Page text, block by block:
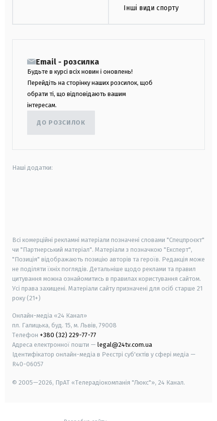
Інші види спорту
Email - розсилка
Будьте в курсі всіх новин і оновлень!
Перейдіть на сторінку наших розсилок, щоб
обрати ті, що відповідають вашим
інтересам.
ДО РОЗСИЛОК
Наші додатки:
Всі комерційні рекламні матеріали позначені словами "Спецпроєкт"
чи "Партнерський матеріал". Матеріали з позначкою "Експерт",
"Позиція" відображають позицію авторів та героїв. Редакція може
не поділяти їхніх поглядів. Детальніше щодо реклами та правил
цитування можна ознайомитись в правилах користування сайтом.
Усі права захищені. Матеріали сайту призначені для осіб старше 21
року (21+)
Онлайн-медіа «24 Канал»
пл. Галицька, буд. 15, м. Львів, 79008
Телефон +380 (32) 229-77-77
Адреса електронної пошти — legal@24tv.com.ua
Ідентифікатор онлайн-медіа в Реєстрі суб'єктів у сфері медіа —
R40-06057
© 2005—2026, ПрАТ «Телерадіокомпанія "Люкс"», 24 Канал.